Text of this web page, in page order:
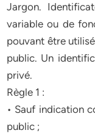
Jargon.
variable ou de
pouvant être
public. Un
privé.
Règle 1 :
• Sauf indication
public ;